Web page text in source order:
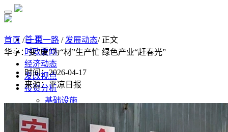
首 页
时政要闻
经济动态
发改视点
投资分析
基础设施
房地产
首页 /一带一路 / 发展动态/ 正文
华亭：变“废”为“材”生产忙 绿色产业“赶春光”
时间：2026-04-17
来源：平凉日报